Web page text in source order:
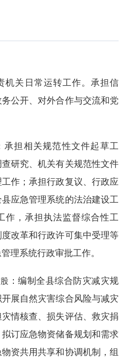
机关日常运转工作。承担信
公开、对外合作与交流和党
承担相关规范性文件起草工
研究、机关有关规范性文件
作；承担行政复议、行政应
应急管理系统的法治建设工
作，承担执法监督综合性工
改革和行政许可集中受理等
理系统行政审批工作。
：编制全县综合防灾减灾规
展自然灾害综合风险与减灾
情核查、损失评估、救灾捐
订应急物资储备规划和需求
资共用共享和协调机制，组